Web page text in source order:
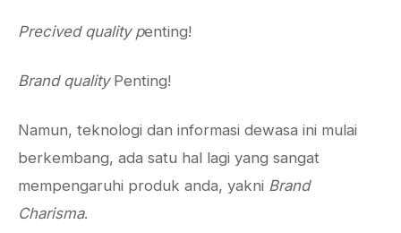
Precived quality penting!
Brand quality Penting!
Namun, teknologi dan informasi dewasa ini mulai
berkembang, ada satu hal lagi yang sangat
mempengaruhi produk anda, yakni Brand
Charisma.